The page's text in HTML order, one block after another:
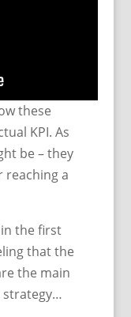
these
KPI. As
be – they
reaching a
the first
that the
the main
strategy…